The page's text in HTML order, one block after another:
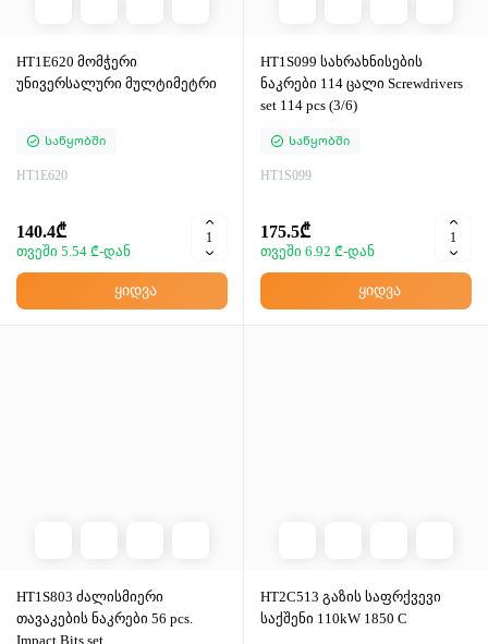
HT1E620 მომჭერი
უნივერსალური მულტიმეტრი
Საწყობში
HT1E620
140.4₾
თვეში 5.54 ₾-დან
ყიდვა
HT1S099 სახრახნისების
ნაკრები 114 ცალი Screwdrivers
set 114 pcs (3/6)
Საწყობში
HT1S099
175.5₾
თვეში 6.92 ₾-დან
ყიდვა
HT1S803 ძალისმიერი
თავაკების ნაკრები 56 pcs.
Impact Bits set
HT2C513 გაზის საფრქვევი
საქშენი 110kW 1850 C